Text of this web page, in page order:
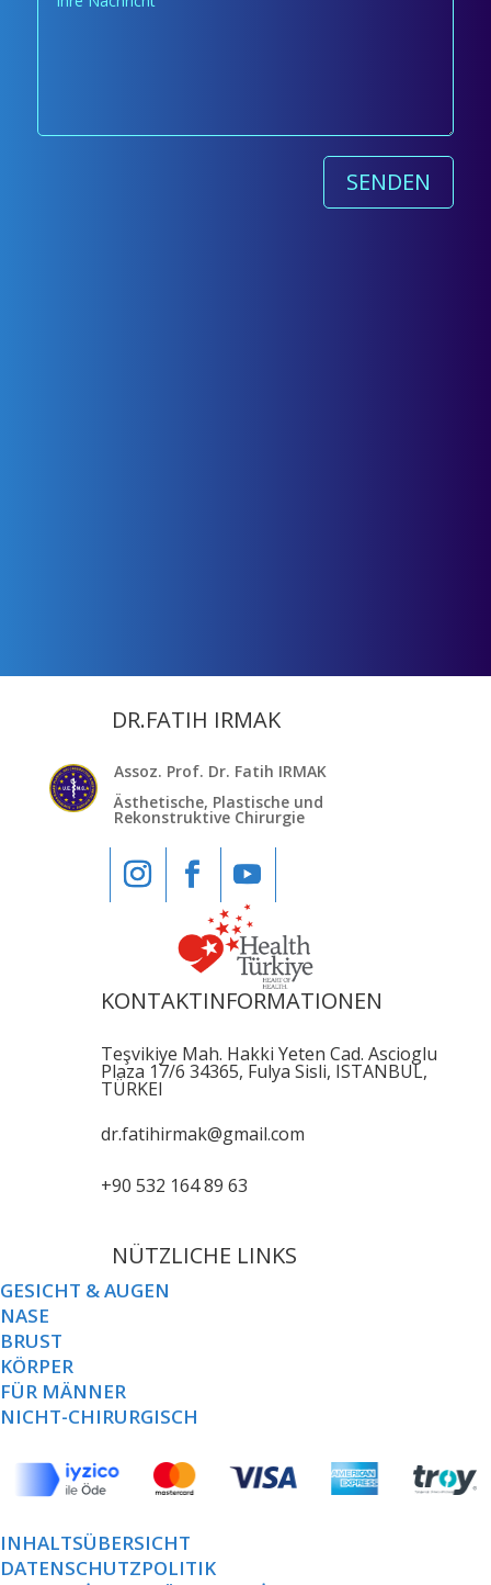
SENDEN
DR.FATIH IRMAK
Assoz. Prof. Dr. Fatih IRMAK
Ästhetische, Plastische und
Rekonstruktive Chirurgie
KONTAKTINFORMATIONEN
Teşvikiye Mah. Hakki Yeten Cad. Ascioglu
Plaza 17/6 34365, Fulya Sisli, ISTANBUL,
TÜRKEI
dr.fatihirmak@gmail.com
+90 532 164 89 63
NÜTZLICHE LINKS
GESICHT & AUGEN
NASE
BRUST
KÖRPER
FÜR MÄNNER
NICHT-CHIRURGISCH
INHALTSÜBERSICHT
DATENSCHUTZPOLITIK